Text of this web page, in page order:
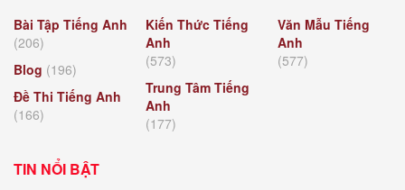
Bài Tập Tiếng Anh
(206)
Blog (196)
Đề Thi Tiếng Anh
(166)
Kiến Thức Tiếng
Anh
(573)
Trung Tâm Tiếng
Anh
(177)
Văn Mẫu Tiếng
Anh
(577)
TIN NỔI BẬT